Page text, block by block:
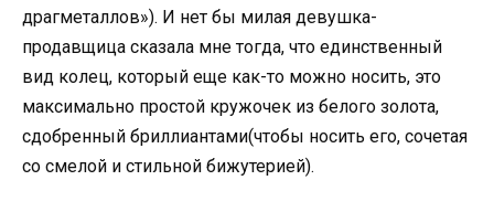
драгметаллов»). И нет бы милая девушка-
продавщица сказала мне тогда, что единственный
вид колец, который еще как-то можно носить, это
максимально простой кружочек из белого золота,
сдобренный бриллиантами(чтобы носить его, сочетая
со смелой и стильной бижутерией).